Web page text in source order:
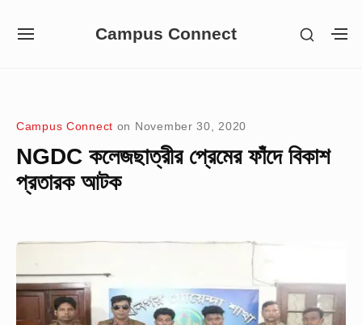
Campus Connect
SITE
SHOW
Campus Connect on November 30, 2020
NGDC কলেজছাত্রীর প্রেমের ফাঁদে বিকাশ
প্রতারক আটক